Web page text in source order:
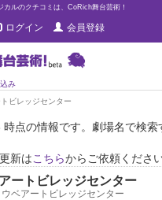
カルのクチコミは、CoRich舞台芸術！
ログイン 会員登録
み
ビレッジセンター
点の情報です。劇場名で検
新はこちらからご依頼ください
ートビレッジセンター
ウベアートビレッジセンター